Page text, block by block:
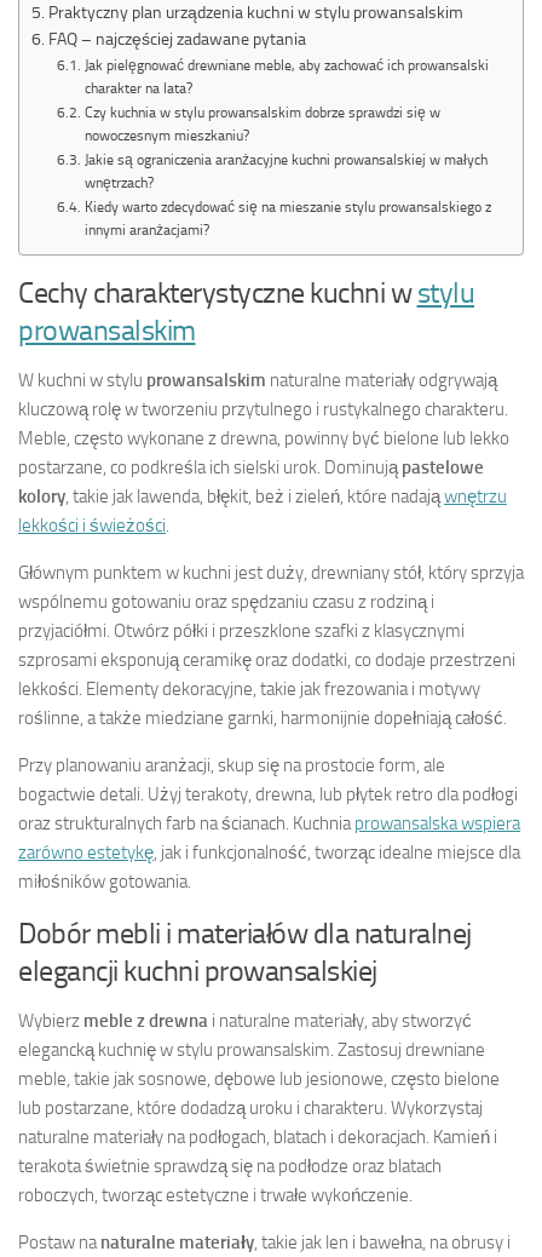
Praktyczny plan urządzenia kuchni w stylu prowansalskim
FAQ – najczęściej zadawane pytania
Jak pielęgnować drewniane meble, aby zachować ich prowansalski
charakter na lata?
Czy kuchnia w stylu prowansalskim dobrze sprawdzi się w
nowoczesnym mieszkaniu?
Jakie są ograniczenia aranżacyjne kuchni prowansalskiej w małych
wnętrzach?
Kiedy warto zdecydować się na mieszanie stylu prowansalskiego z
innymi aranżacjami?
Cechy charakterystyczne kuchni wstylu
prowansalskim
W kuchni w stylu prowansalskim naturalne materiały odgrywają
kluczową rolę w tworzeniu przytulnego i rustykalnego charakteru.
Meble, często wykonane z drewna, powinny być bielone lub lekko
postarzane, co podkreśla ich sielski urok. Dominują pastelowe
kolory , takie jak lawenda, błękit, beż i zieleń, które nadająwnętrzu
lekkości i świeżości
Głównym punktem w kuchni jest duży, drewniany stół, który sprzyja
wspólnemu gotowaniu oraz spędzaniu czasu z rodziną i
przyjaciółmi. Otwórz półki i przeszklone szafki z klasycznymi
szprosami eksponują ceramikę oraz dodatki, co dodaje przestrzeni
lekkości. Elementy dekoracyjne, takie jak frezowania i motywy
roślinne, a także miedziane garnki, harmonijnie dopełniają całość.
Przy planowaniu aranżacji, skup się na prostocie form, ale
bogactwie detali. Użyj terakoty, drewna, lub płytek retro dla podłogi
oraz strukturalnych farb na ścianach. Kuchnia prowansalska wspiera
zarówno estetykę , jak i funkcjonalność, tworząc idealne miejsce dla
miłośników gotowania.
Dobór mebli i materiałów dla naturalnej
elegancji kuchni prowansalskiej
Wybierz meble z drewna i naturalne materiały, aby stworzyć
elegancką kuchnię w stylu prowansalskim. Zastosuj drewniane
meble, takie jak sosnowe, dębowe lub jesionowe, często bielone
lub postarzane, które dodadzą uroku i charakteru. Wykorzystaj
naturalne materiały na podłogach, blatach i dekoracjach. Kamień i
terakota świetnie sprawdzą się na podłodze oraz blatach
roboczych, tworząc estetyczne i trwałe wykończenie.
Postaw na naturalne materiały , takie jak len i bawełna, na obrusy i